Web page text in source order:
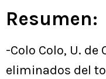
Resumen:
-Colo Colo, U. de
eliminados del